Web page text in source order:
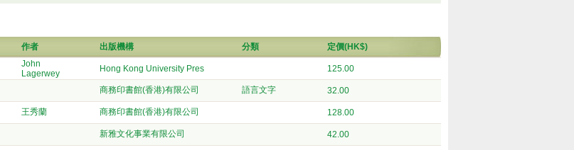
作者 出版機構 分類 定價(HK$)
John
Lagerwey
Hong Kong University Pres 125.00
商務印書館(香港)有限公司 語言文字 32.00
王秀蘭 商務印書館(香港)有限公司 128.00
新雅文化事業有限公司 42.00